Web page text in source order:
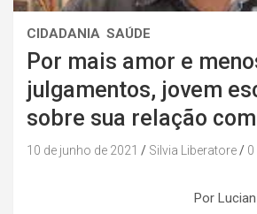
CIDADANIA SAÚDE
Por mais amor e
julgamentos, jovem
sobre sua relação
10 de junho de 2021 Silvia Liberatore
Por